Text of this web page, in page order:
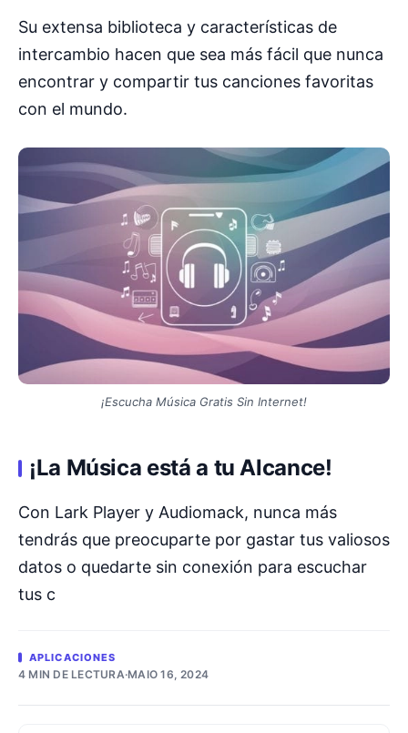
Su extensa biblioteca y características de
intercambio hacen que sea más fácil que nunca
encontrar y compartir tus canciones favoritas
con el mundo.
¡Escucha Música Gratis Sin Internet!
¡La Música está a tu Alcance!
Con Lark Player y Audiomack, nunca más
tendrás que preocuparte por gastar tus valiosos
datos o quedarte sin conexión para escuchar
tus c
APLICACIONES
4 MIN DE LECTURA·MAIO 16, 2024